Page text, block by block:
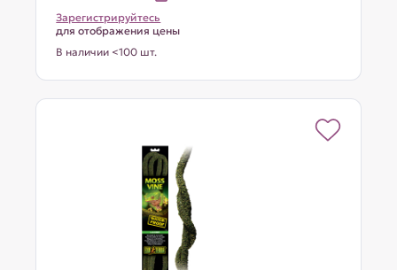
Зарегистрируйтесь
для отображения цены
В наличии <100 шт.